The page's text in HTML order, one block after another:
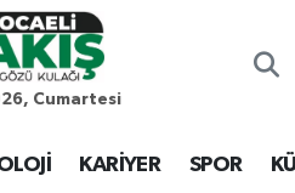
Cumartesi
KARİYER SPOR